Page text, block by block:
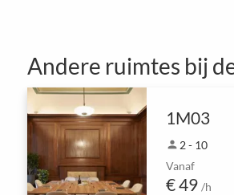
Andere ruimtes bij
1M03
person 2 - 10
Vanaf
€ 49 /h